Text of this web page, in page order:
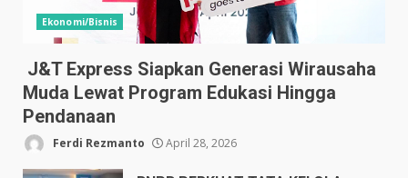
Ekonomi/Bisnis
J&T Express Siapkan Generasi Wirausaha
Muda Lewat Program Edukasi Hingga
Pendanaan
Ferdi Rezmanto April 28, 2026